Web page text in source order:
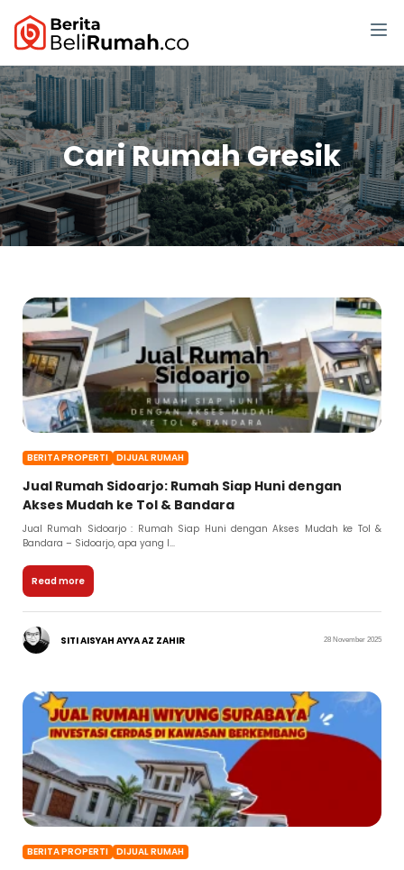
Cari Rumah Gresik
BERITA PROPERTI DIJUAL RUMAH
Jual Rumah Sidoarjo: Rumah Siap Huni dengan
Akses Mudah ke Tol & Bandara
Jual Rumah Sidoarjo : Rumah Siap Huni dengan Akses Mudah ke Tol &
Bandara – Sidoarjo, apa yang l...
Read more
SITI AISYAH AYYA AZ ZAHIR 28 November 2025
BERITA PROPERTI DIJUAL RUMAH